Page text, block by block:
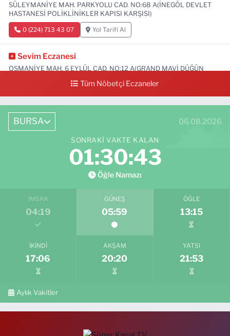
SÜLEYMANİYE MAH. PARKYOLU CAD. NO:68 A(İNEGÖL DEVLET
HASTANESİ POLİKLİNİKLER KAPISI KARŞISI)
0 (224) 713 43 07 Yol Tarifi Al
Sevim Eczanesi
OSMANİYE MAH. 6 EYLÜL CAD. NO:12 A(GRAND MAVİ DÜĞÜN
Tüm Nöbetçi Eczaneler
BURSA 06.08.2026
SONRAKI VAKTE KALAN
01:30:42
Öğle Namazı
İMSAK
04:19
GÜNEŞ
05:59
ÖĞLE
13:15
İKINDI
17:06
AKŞAM
20:20
YATSI
21:53
Aylık Vakitler